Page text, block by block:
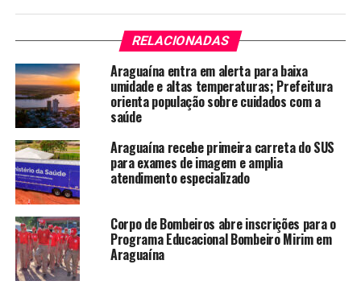
RELACIONADAS
Araguaína entra em alerta para baixa
umidade e altas temperaturas; Prefeitura
orienta população sobre cuidados com a
saúde
Araguaína recebe primeira carreta do SUS
para exames de imagem e amplia
atendimento especializado
Corpo de Bombeiros abre inscrições para o
Programa Educacional Bombeiro Mirim em
Araguaína